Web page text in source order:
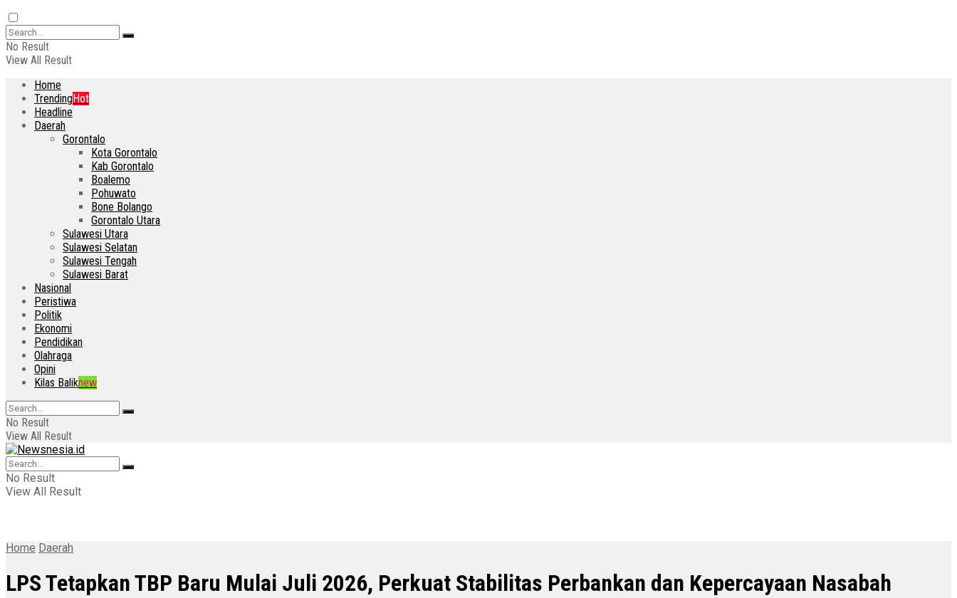
No Result
View All Result
Home
TrendingHot
Headline
Daerah
Gorontalo
Kota Gorontalo
Kab Gorontalo
Boalemo
Pohuwato
Bone Bolango
Gorontalo Utara
Sulawesi Utara
Sulawesi Selatan
Sulawesi Tengah
Sulawesi Barat
Nasional
Peristiwa
Politik
Ekonomi
Pendidikan
Olahraga
Opini
Kilas Baliknew
No Result
View All Result
No Result
View All Result
Home Daerah
LPS Tetapkan TBP Baru Mulai Juli 2026, Perkuat Stabilitas Perbankan dan Kepercayaan Nasabah